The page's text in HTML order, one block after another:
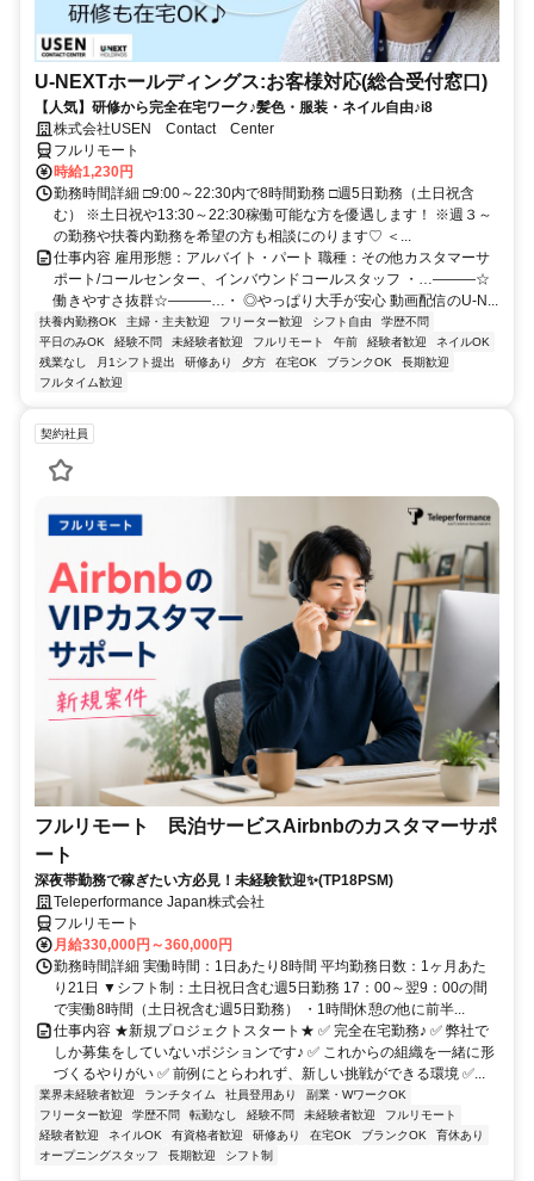
U-NEXTホールディングス:お客様対応(総合受付窓口)
【人気】研修から完全在宅ワーク♪髪色・服装・ネイル自由♪i8
株式会社USEN Contact Center
フルリモート
時給1,230円
勤務時間詳細 □9:00～22:30内で8時間勤務 □週5日勤務（土日祝含
む） ※土日祝や13:30～22:30稼働可能な方を優遇します！ ※週３～
の勤務や扶養内勤務を希望の方も相談にのります♡ ＜...
仕事内容 雇用形態：アルバイト・パート 職種：その他カスタマーサ
ポート/コールセンター、インバウンドコールスタッフ ・…―――☆
働きやすさ抜群☆―――…・ ◎やっぱり大手が安心 動画配信のU-N...
扶養内勤務OK 主婦・主夫歓迎 フリーター歓迎 シフト自由
学歴不問
平日のみOK
経験不問 未経験者歓迎 フルリモート 午前 経験者歓迎
ネイルOK
残業なし
月1シフト提出 研修あり 夕方 在宅OK ブランクOK
長期歓迎
フルタイム歓迎
契約社員
フルリモート 民泊サービスAirbnbのカスタマーサポ
ート
深夜帯勤務で稼ぎたい方必見！未経験歓迎✨(TP18PSM)
Teleperformance Japan株式会社
フルリモート
月給330,000円～360,000円
勤務時間詳細 実働時間：1日あたり8時間 平均勤務日数：1ヶ月あた
り21日 ▼シフト制：土日祝日含む週5日勤務 17：00～翌9：00の間
で実働8時間（土日祝含む週5日勤務） ・1時間休憩の他に前半...
仕事内容 ★新規プロジェクトスタート★ ✅ 完全在宅勤務♪ ✅ 弊社で
しか募集をしていないポジションです♪ ✅ これからの組織を一緒に形
づくるやりがい ✅ 前例にとらわれず、新しい挑戦ができる環境 ✅...
業界未経験者歓迎 ランチタイム 社員登用あり
副業・WワークOK
フリーター歓迎
学歴不問 転勤なし 経験不問 未経験者歓迎
フルリモート
経験者歓迎
ネイルOK 有資格者歓迎 研修あり 在宅OK ブランクOK
育休あり
オープニングスタッフ
長期歓迎 シフト制